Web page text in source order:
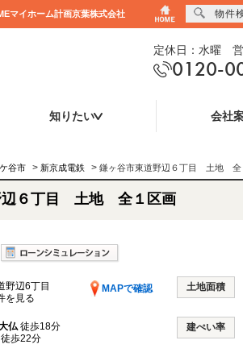
マイホーム計画京葉株式会社
定休日：水曜
0120-
知りたい 会社
谷市 > 新京成電鉄 > 鎌ヶ谷市東道野辺６丁目 土地 全
辺６丁目 土地 全１区画
野辺6丁目
MAPで確認
を見る
土地面積
仏徒歩18分
徒歩22分
建ぺい率
物件